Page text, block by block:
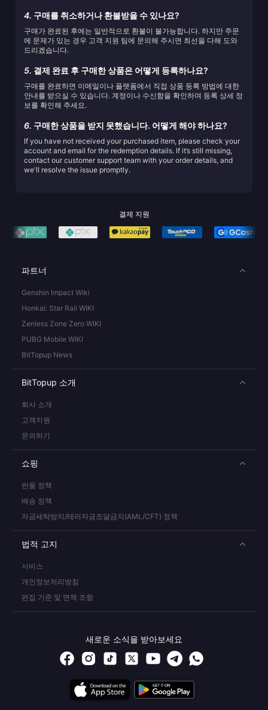
4. 구매를 취소하거나 환불받을 수 있나요?
구매가 완료된 후에는 일반적으로 환불이 불가능합니다. 하지만 주문
에 문제가 있는 경우 고객 지원 팀에 문의해 주시면 최선을 다해 도와
드리겠습니다.
5. 결제 완료 후 구매한 상품은 어떻게 등록하나요?
구매를 완료하면 이메일이나 플랫폼에서 직접 상품 등록 방법에 대한
안내를 받으실 수 있습니다. 계정이나 수신함을 확인하여 등록 상세 정
보를 확인해 주세요.
6. 구매한 상품을 받지 못했습니다. 어떻게 해야 하나요?
If you have not received your purchased item, please check your
account and email for the redemption details. If it’s still missing,
contact our customer support team with your order details, and
we'll resolve the issue promptly.
결제 지원
파트너
Genshin Impact Wiki
Honkai: Star Rail WIKI
Zenless Zone Zero WIKI
PUBG Mobile WIKI
BitTopup News
BitTopup 소개
회사 소개
고객지원
문의하기
쇼핑
반품 정책
배송 정책
자금세탁방지/테러자금조달금지(AML/CFT) 정책
법적 고지
서비스
개인정보처리방침
편집 기준 및 면책 조항
새로운 소식을 받아보세요